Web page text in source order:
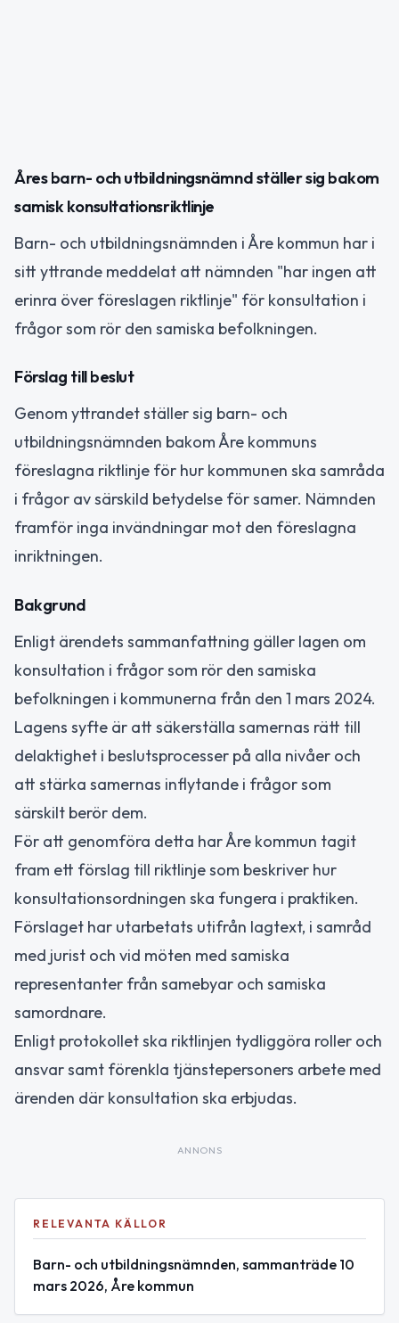
Åres barn- och utbildningsnämnd ställer sig bakom
samisk konsultationsriktlinje
Barn- och utbildningsnämnden i Åre kommun har i
sitt yttrande meddelat att nämnden "har ingen att
erinra över föreslagen riktlinje" för konsultation i
frågor som rör den samiska befolkningen.
Förslag till beslut
Genom yttrandet ställer sig barn- och
utbildningsnämnden bakom Åre kommuns
föreslagna riktlinje för hur kommunen ska samråda
i frågor av särskild betydelse för samer. Nämnden
framför inga invändningar mot den föreslagna
inriktningen.
Bakgrund
Enligt ärendets sammanfattning gäller lagen om
konsultation i frågor som rör den samiska
befolkningen i kommunerna från den 1 mars 2024.
Lagens syfte är att säkerställa samernas rätt till
delaktighet i beslutsprocesser på alla nivåer och
att stärka samernas inflytande i frågor som
särskilt berör dem.
För att genomföra detta har Åre kommun tagit
fram ett förslag till riktlinje som beskriver hur
konsultationsordningen ska fungera i praktiken.
Förslaget har utarbetats utifrån lagtext, i samråd
med jurist och vid möten med samiska
representanter från samebyar och samiska
samordnare.
Enligt protokollet ska riktlinjen tydliggöra roller och
ansvar samt förenkla tjänstepersoners arbete med
ärenden där konsultation ska erbjudas.
ANNONS
RELEVANTA KÄLLOR
Barn- och utbildningsnämnden, sammanträde 10
mars 2026, Åre kommun